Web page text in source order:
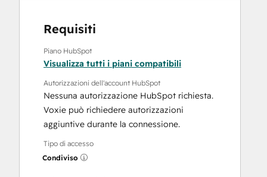
Requisiti
Piano HubSpot
Visualizza tutti i piani compatibili
Autorizzazioni dell'account HubSpot
Nessuna autorizzazione HubSpot richiesta.
Voxie può richiedere autorizzazioni
aggiuntive durante la connessione.
Tipo di accesso
Condiviso